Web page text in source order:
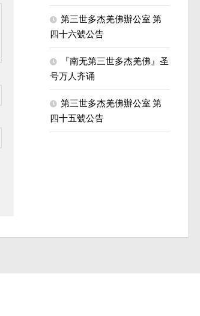
第三世多杰羌佛辦公室 第
四十六號公告
『南无第三世多杰羌佛』圣
号万人齐诵
第三世多杰羌佛辦公室 第
四十五號公告